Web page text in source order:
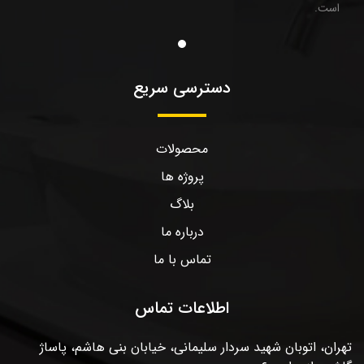
است.
دسترسی سریع
محصولات
پروژه ها
بلاگ
درباره ما
تماس با ما
اطلاعات تماس
تهران، اتوبان شهید سردار سلیمانی، خیابان بنی هاشم، پاساژ